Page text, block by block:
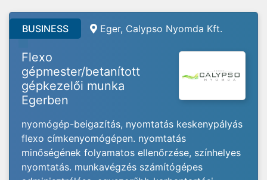
BUSINESS Eger, Calypso Nyomda Kft.
Flexo
gépmester/betanított
gépkezelői munka
Egerben
nyomógép-beigazítás, nyomtatás keskenypályás
flexo címkenyomógépen. nyomtatás
minőségének folyamatos ellenőrzése, színhelyes
nyomtatás. munkavégzés számítógépes